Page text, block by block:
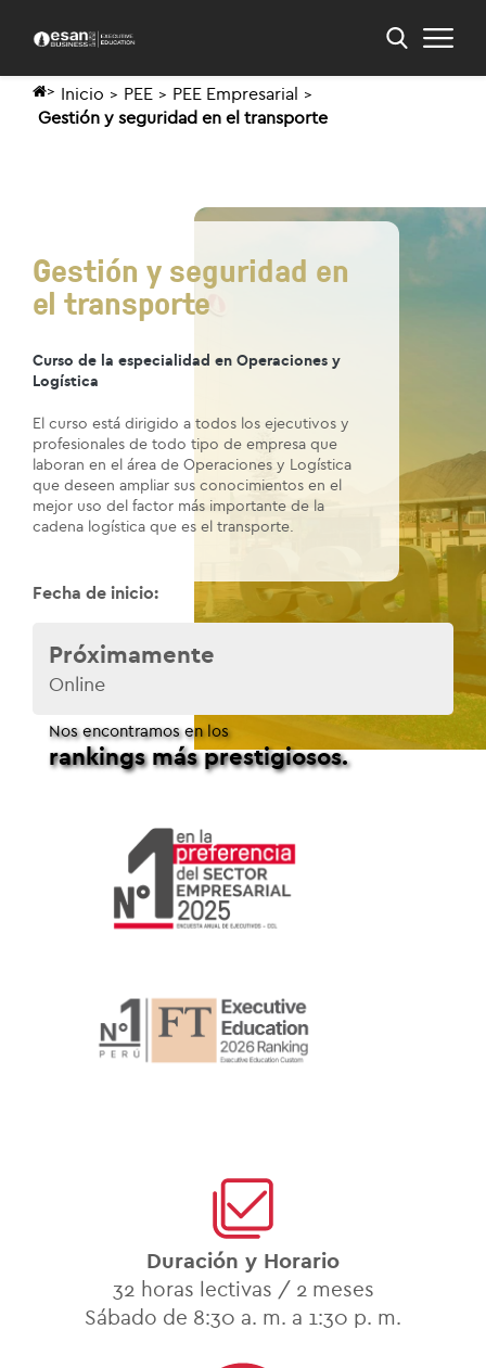
Inicio PEE
PEE Empresarial
Gestión y seguridad en el transporte
Gestión y seguridad en
el transporte
Curso de la especialidad en Operaciones y
Logística
El curso está dirigido a todos los ejecutivos y
profesionales de todo tipo de empresa que
laboran en el área de Operaciones y Logística
que deseen ampliar sus conocimientos en el
mejor uso del factor más importante de la
cadena logística que es el transporte.
Fecha de inicio:
Próximamente
Online
Nos encontramos en los
rankings más prestigiosos.
Duración y Horario
32 horas lectivas / 2 meses
Sábado de 8:30 a. m. a 1:30 p. m.